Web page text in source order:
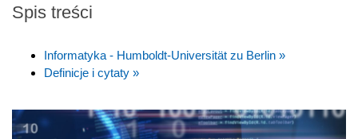
Spis treści
Informatyka - Humboldt-Universität zu Berlin »
Definicje i cytaty »